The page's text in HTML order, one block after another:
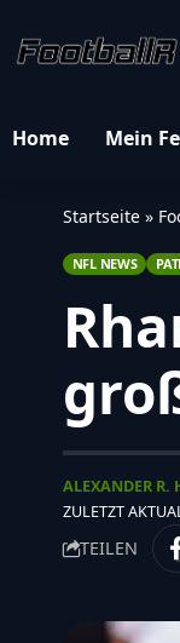
Home Mein
Startseite »
NFL NEWS
ZULETZT
ALEXANDER R.
TEILEN